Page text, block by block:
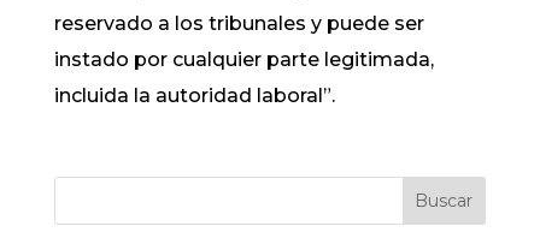
reservado a los tribunales y puede ser
instado por cualquier parte legitimada,
incluida la autoridad laboral”.
Buscar